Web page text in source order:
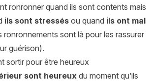
ronronner quand ils sont contents mais
ils sont stressés ou quand ils ont mal
ronronnements sont là pour les rassurer
guérison).
sortir pour être heureux
sont heureux du moment qu’ils